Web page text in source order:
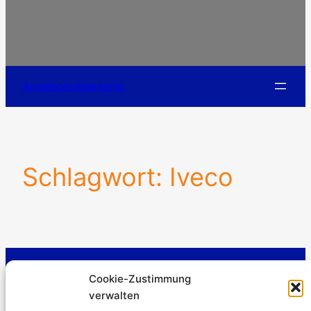
Cookie-Zustimmung
verwalten
Angebotsübersicht
Schlagwort: Iveco
Kürtener Straße 13, D-51465 Bergisch Gladbach
Geschäftsführer: Andre Kandlin